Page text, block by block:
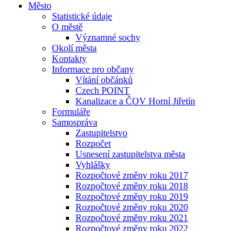
Město
Statistické údaje
O městě
Významné sochy
Okolí města
Kontakty
Informace pro občany
Vítání občánků
Czech POINT
Kanalizace a ČOV Horní Jiřetín
Formuláře
Samospráva
Zastupitelstvo
Rozpočet
Usnesení zastupitelstva města
Vyhlášky
Rozpočtové změny roku 2017
Rozpočtové změny roku 2018
Rozpočtové změny roku 2019
Rozpočtové změny roku 2020
Rozpočtové změny roku 2021
Rozpočtové změny roku 2022